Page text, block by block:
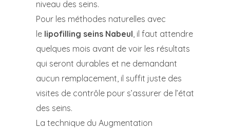
niveau des seins.
Pour les méthodes naturelles avec
le lipofilling seins Nabeul, il faut attendre
quelques mois avant de voir les résultats
qui seront durables et ne demandant
aucun remplacement, il suffit juste des
visites de contrôle pour s’assurer de l’état
des seins.
La technique du Augmentation